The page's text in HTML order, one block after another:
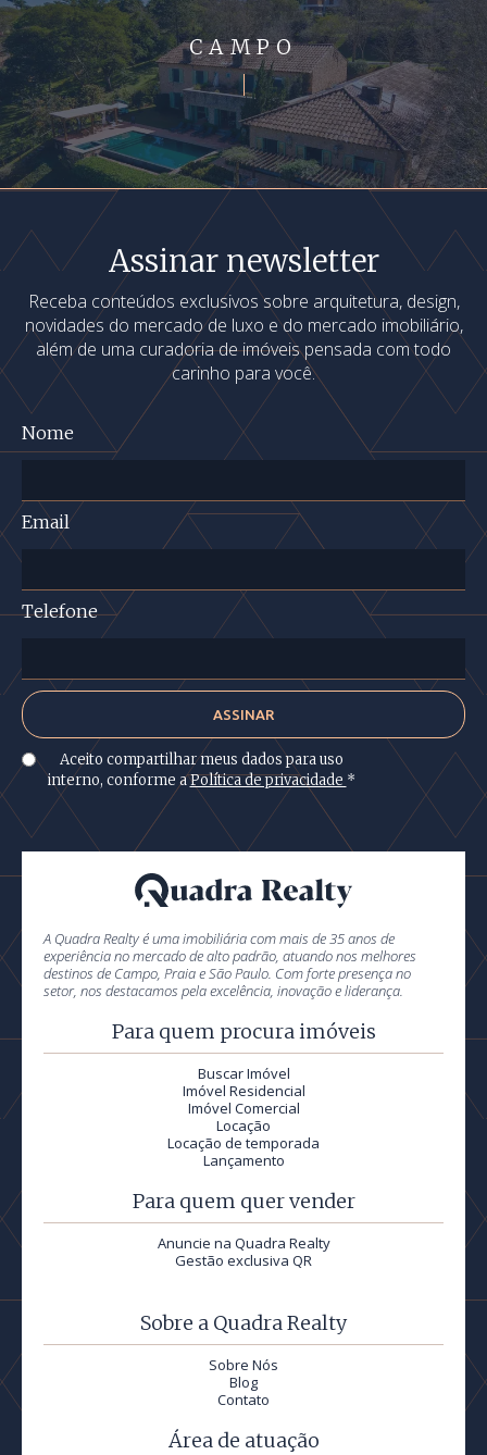
CAMPO
Assinar newsletter
Receba conteúdos exclusivos sobre arquitetura, design,
novidades do mercado de luxo e do mercado imobiliário,
além de uma curadoria de imóveis pensada com todo
carinho para você.
Nome
Email
Telefone
Aceito compartilhar meus dados para uso
interno, conforme aPolítica de privacidade *
A Quadra Realty é uma imobiliária com mais de 35 anos de
experiência no mercado de alto padrão, atuando nos melhores
destinos de Campo, Praia e São Paulo. Com forte presença no
setor, nos destacamos pela excelência, inovação e liderança.
Para quem procura imóveis
Buscar Imóvel
Imóvel Residencial
Imóvel Comercial
Locação
Locação de temporada
Lançamento
Para quem quer vender
Anuncie na Quadra Realty
Gestão exclusiva QR
Sobre a Quadra Realty
Sobre Nós
Blog
Contato
Área de atuação